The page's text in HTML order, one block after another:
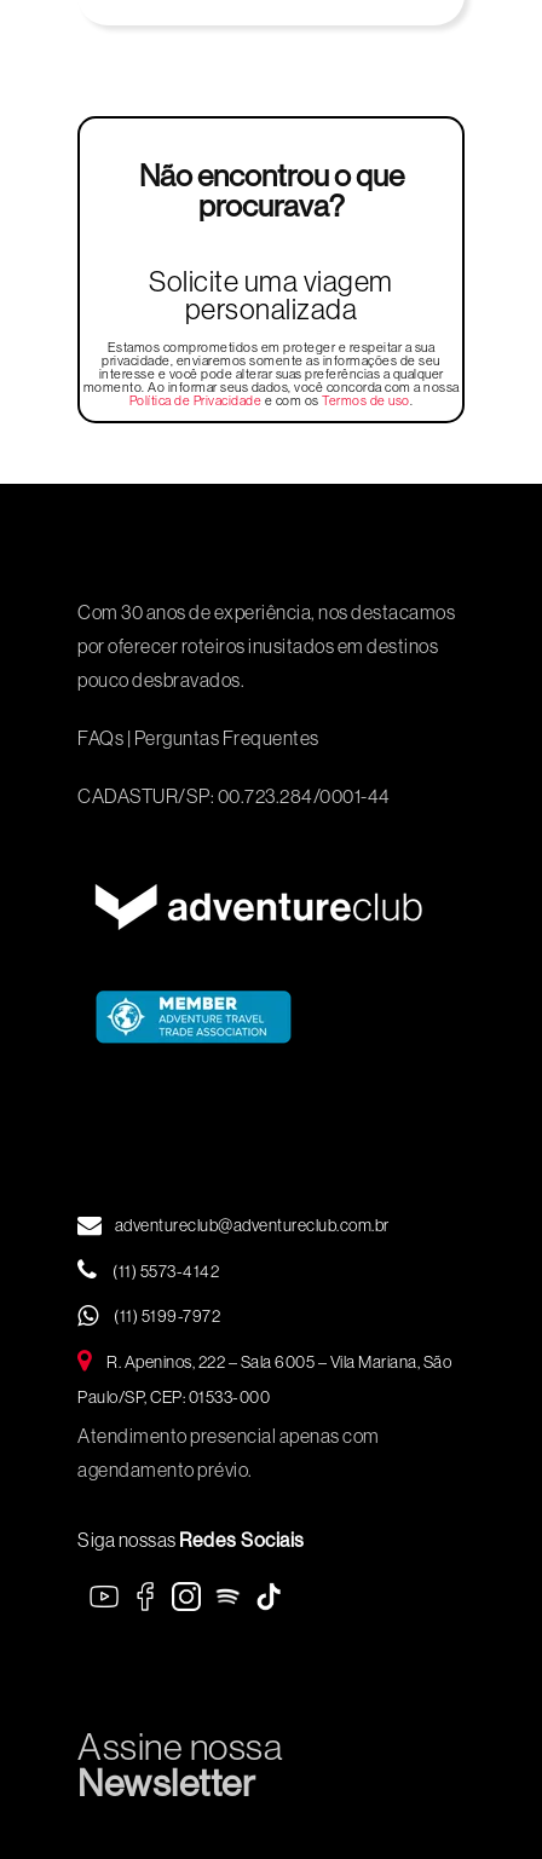
Não encontrou o que
procurava?
Solicite uma viagem
personalizada
Estamos comprometidos em proteger e respeitar a sua
privacidade, enviaremos somente as informações de seu
interesse e você pode alterar suas preferências a qualquer
momento. Ao informar seus dados, você concorda com a nossa
Política de Privacidade e com osTermos de uso
Com 30 anos de experiência, nos destacamos
por oferecer roteiros inusitados em destinos
pouco desbravados.
FAQs | Perguntas Frequentes
CADASTUR/SP: 00.723.284/0001-44
adventureclub@adventureclub.com.br
(11) 5573-4142
(11) 5199-7972
R. Apeninos, 222 – Sala 6005 – Vila Mariana, São
Paulo/SP, CEP: 01533-000
Atendimento presencial apenas com
agendamento prévio.
Siga nossas Redes Sociais
Assine nossa
Newsletter